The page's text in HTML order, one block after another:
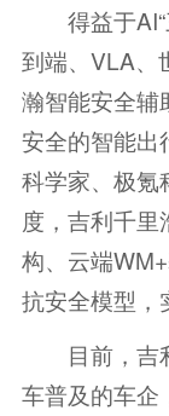
得益于AI“
到端、VLA、
瀚智能安全辅
安全的智能出
科学家、极氪
度，吉利千
构、云端
抗安全模型，
目前，吉利
车普及的车企